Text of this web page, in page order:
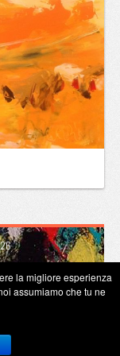
la migliore esperienza
assumiamo che tu ne